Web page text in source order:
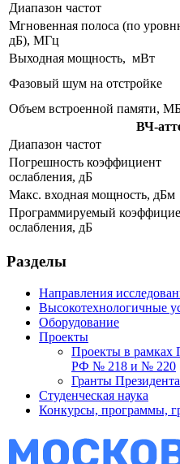
Диапазон частот
Мгновенная полоса (по
дБ), МГц
Выходная мощность, мВт
Фазовый шум на отстройке
Объем встроенной памяти,
ВЧ-
Диапазон частот
Погрешность коэффициент
ослабления, дБ
Макс. входная мощность, дБм
Программируемый
ослабления, дБ
Разделы
Направления
Высокотехнологичные
Оборудование
Проекты
Проекты в рамках
РФ № 218 и № 220
Гранты
Студенческая наука
Конкурсы, программы,